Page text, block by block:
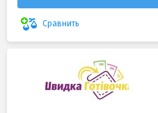
Сравнить